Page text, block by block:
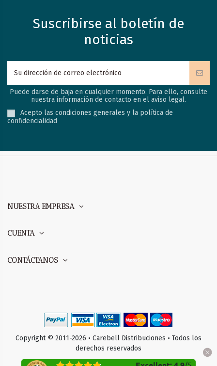
Suscribirse al boletín de
noticias
Puede darse de baja en cualquier momento. Para ello, consulte
nuestra información de contacto en el aviso legal.
Acepto las condiciones generales y la política de
confidencialidad
NUESTRA EMPRESA
CUENTA
CONTÁCTANOS
Copyright © 2011-2026 • Carebell Distribuciones • Todos los
derechos reservados